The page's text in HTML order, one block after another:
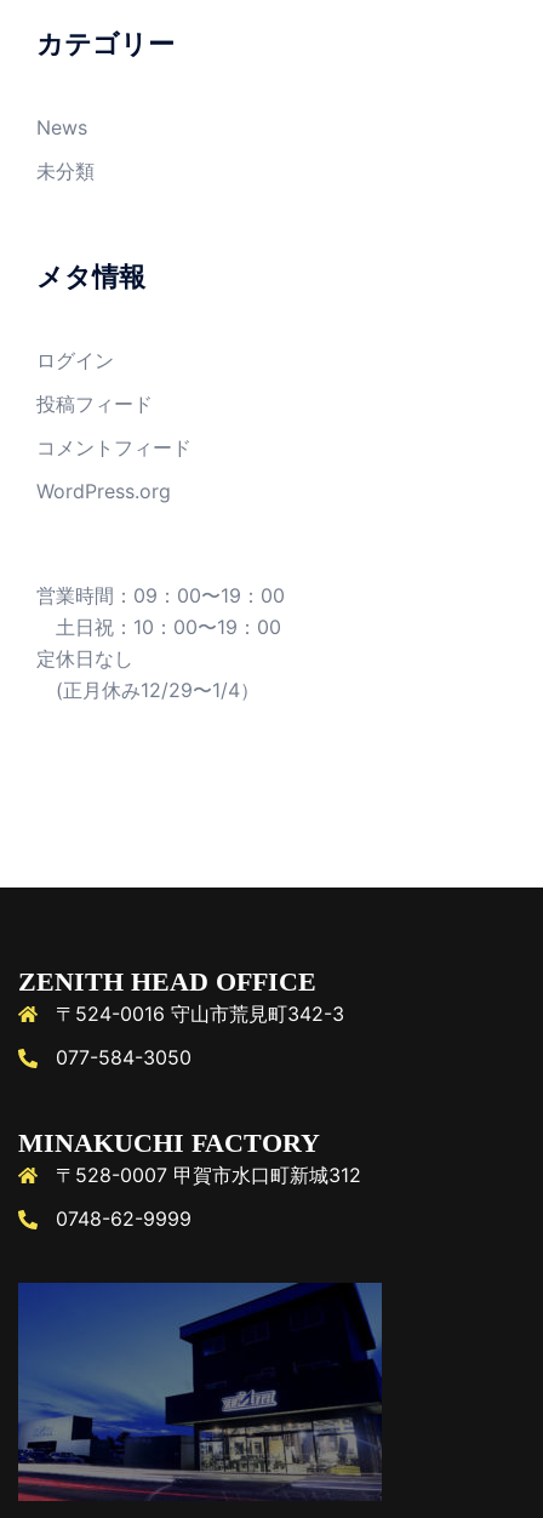
カテゴリー
News
未分類
メタ情報
ログイン
投稿フィード
コメントフィード
WordPress.org
営業時間：09：00〜19：00
土日祝：10：00〜19：00
定休日なし
(正月休み12/29〜1/4）
ZENITH HEAD OFFICE
〒524-0016 守山市荒見町342-3
077-584-3050
MINAKUCHI FACTORY
〒528-0007 甲賀市水口町新城312
0748-62-9999